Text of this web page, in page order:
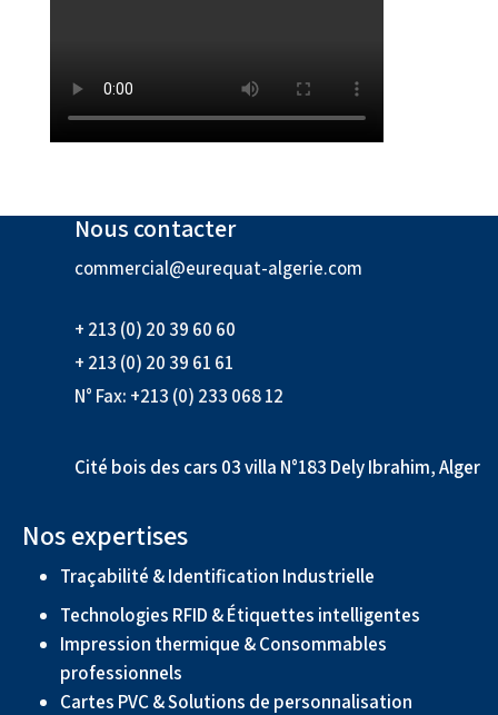
Nous contacter
commercial@eurequat-algerie.com
+ 213 (0) 20 39 60 60
+ 213 (0) 20 39 61 61
N° Fax: +213 (0) 233 068 12
Cité bois des cars 03 villa N°183 Dely Ibrahim, Alger
Nos expertises
Traçabilité & Identification Industrielle
Technologies RFID & Étiquettes intelligentes
Impression thermique & Consommables
professionnels
Cartes PVC & Solutions de personnalisation